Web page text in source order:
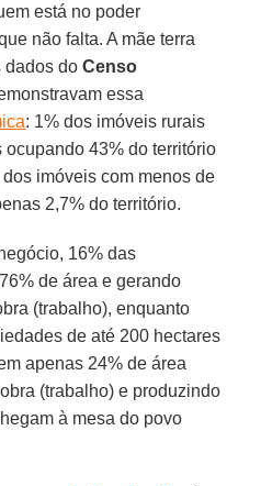
está no poder
não falta. A mãe terra
dados doCenso
essa
: 1% dos imóveis rurais
43% do território
imóveis com menos de
2,7% do território.
16% das
de área e gerando
(trabalho), enquanto
de até 200 hectares
apenas 24% de área
(trabalho) e produzindo
à mesa do povo